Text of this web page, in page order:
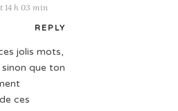
14 h 03 min
REPLY
jolis mots,
que ton
ces